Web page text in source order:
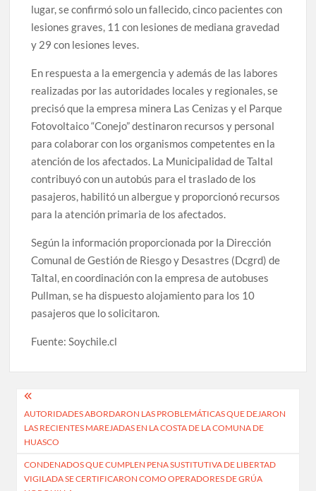
lugar, se confirmó solo un fallecido, cinco pacientes con
lesiones graves, 11 con lesiones de mediana gravedad
y 29 con lesiones leves.
En respuesta a la emergencia y además de las labores
realizadas por las autoridades locales y regionales, se
precisó que la empresa minera Las Cenizas y el Parque
Fotovoltaico “Conejo” destinaron recursos y personal
para colaborar con los organismos competentes en la
atención de los afectados. La Municipalidad de Taltal
contribuyó con un autobús para el traslado de los
pasajeros, habilitó un albergue y proporcionó recursos
para la atención primaria de los afectados.
Según la información proporcionada por la Dirección
Comunal de Gestión de Riesgo y Desastres (Dcgrd) de
Taltal, en coordinación con la empresa de autobuses
Pullman, se ha dispuesto alojamiento para los 10
pasajeros que lo solicitaron.
Fuente: Soychile.cl
Navegación
de
entradas
AUTORIDADES ABORDARON LAS PROBLEMÁTICAS QUE DEJARON
LAS RECIENTES MAREJADAS EN LA COSTA DE LA COMUNA DE
HUASCO
CONDENADOS QUE CUMPLEN PENA SUSTITUTIVA DE LIBERTAD
VIGILADA SE CERTIFICARON COMO OPERADORES DE GRÚA